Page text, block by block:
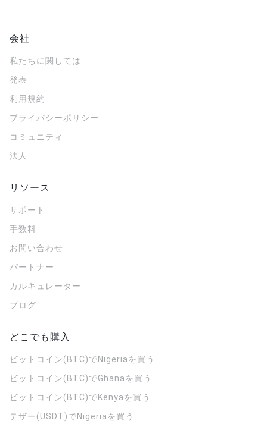
会社
私たちに関しては
発表
利用規約
プライバシーポリシー
コミュニティ
法人
リソース
サポート
手数料
お問い合わせ
パートナー
カルキュレーター
ブログ
どこでも購入
ビットコイン(BTC)でNigeriaを買う
ビットコイン(BTC)でGhanaを買う
ビットコイン(BTC)でKenyaを買う
テザー(USDT)でNigeriaを買う